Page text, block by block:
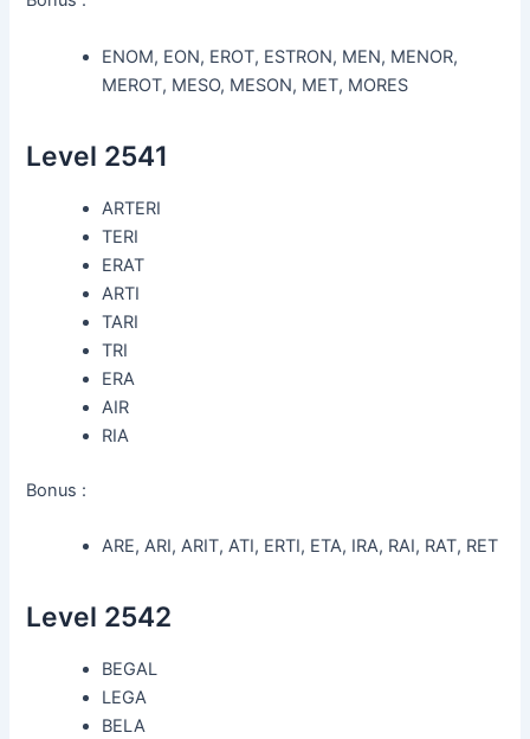
ENOM, EON, EROT, ESTRON, MEN, MENOR,
MEROT, MESO, MESON, MET, MORES
Level 2541
ARTERI
TERI
ERAT
ARTI
TARI
TRI
ERA
AIR
RIA
Bonus :
ARE, ARI, ARIT, ATI, ERTI, ETA, IRA, RAI, RAT, RET
Level 2542
BEGAL
LEGA
BELA